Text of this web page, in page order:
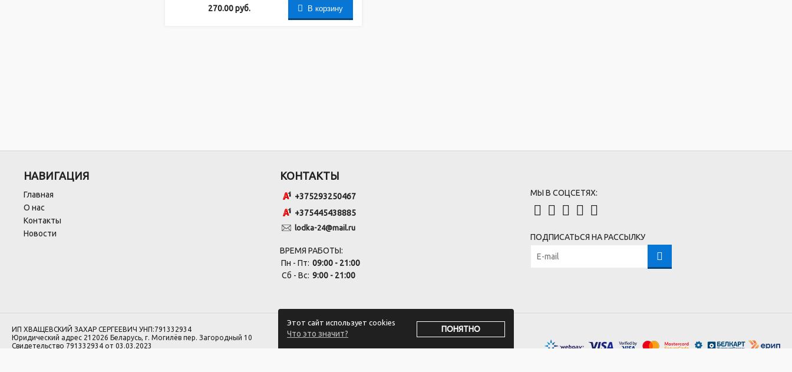
270.00руб. В корзину
Этот сайт использует cookies
Что это значит?
ПОНЯТНО
НАВИГАЦИЯ
Главная
О нас
Контакты
Новости
КОНТАКТЫ
+375293250467
+375445438885
lodka-24@mail.ru
ВРЕМЯ РАБОТЫ:
Пн - Пт: 09:00 - 21:00
Сб - Вс: 9:00 - 21:00
МЫ В СОЦСЕТЯХ:
ПОДПИСАТЬСЯ НА РАССЫЛКУ
ИП ХВАЩЕВСКИЙ ЗАХАР СЕРГЕЕВИЧ УНП:791332934
Юридический адрес 212026 Беларусь, г. Могилёв пер. Загородный 10
Свидетельство 791332934 от 03.03.2023